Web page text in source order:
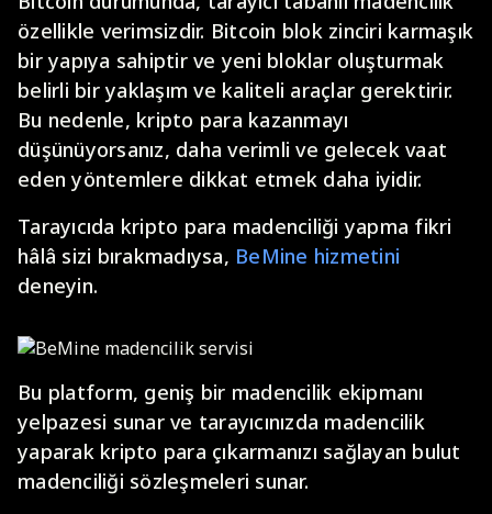
özellikle verimsizdir. Bitcoin blok zinciri karmaşık
bir yapıya sahiptir ve yeni bloklar oluşturmak
belirli bir yaklaşım ve kaliteli araçlar gerektirir.
Bu nedenle, kripto para kazanmayı
düşünüyorsanız, daha verimli ve gelecek vaat
eden yöntemlere dikkat etmek daha iyidir.
Tarayıcıda kripto para madenciliği yapma fikri
hâlâ sizi bırakmadıysa, BeMine hizmetini
deneyin.
Bu platform, geniş bir madencilik ekipmanı
yelpazesi sunar ve tarayıcınızda madencilik
yaparak kripto para çıkarmanızı sağlayan bulut
madenciliği sözleşmeleri sunar.